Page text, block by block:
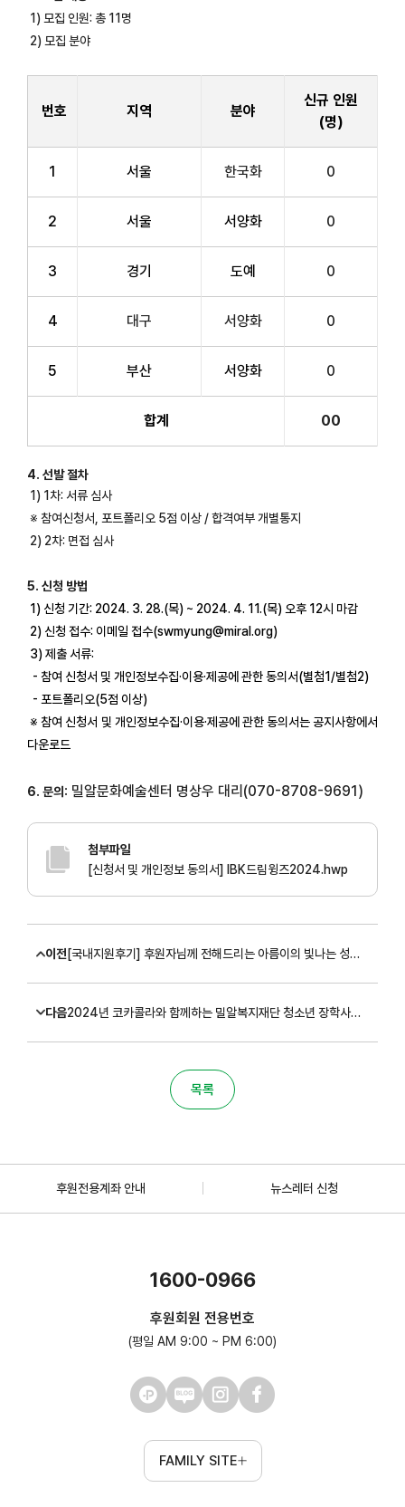
1) 모집 인원: 총 11명
2) 모집 분야
번호 지역 분야
신규 인원
(명)
1 서울 한국화 0
2 서울 서양화 0
3 경기 도예 0
4 대구 서양화 0
5 부산 서양화 0
합계 00
4. 선발 절차
1) 1차: 서류 심사
※ 참여신청서, 포트폴리오 5점 이상 / 합격여부 개별통지
2) 2차: 면접 심사
5. 신청 방법
1) 신청 기간: 2024. 3. 28.(목) ~ 2024. 4. 11.(목) 오후 12시 마감
2) 신청 접수: 이메일 접수(swmyung@miral.org)
3) 제출 서류:
- 참여 신청서 및 개인정보수집·이용·제공에 관한 동의서(별첨1/별첨2)
- 포트폴리오(5점 이상)
※ 참여 신청서 및 개인정보수집·이용·제공에 관한 동의서는 공지사항에서
다운로드
6. 문의: 밀알문화예술센터 명상우 대리(070-8708-9691)
첨부파일
[신청서 및 개인정보 동의서] IBK드림윙즈2024.hwp
이전 [국내지원후기] 후원자님께 전해드리는 아름이의 빛나는 성장 이야기
다음 2024년 코카콜라와 함께하는 밀알복지재단 청소년 장학사업 신규 장학생 모집 안내
목록
후원전용계좌 안내 뉴스레터 신청
1600-0966
후원회원 전용번호
(평일 AM 9:00 ~ PM 6:00)
FAMILY SITE